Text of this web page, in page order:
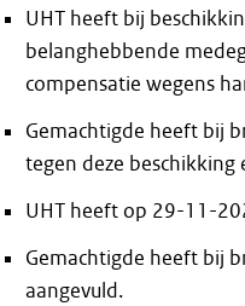
UHT heeft bij
belanghebbende
compensatie wegens
Gemachtigde heeft bij
tegen deze
UHT heeft op 29-11-
Gemachtigde heeft bij
aangevuld.